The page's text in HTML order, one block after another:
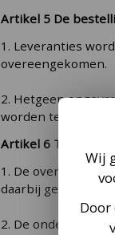
Artikel 5 De
1. Leveranties
overeengekomen.
2. Hetgeen
worden
Artikel 6
1. De
daarbij gestelde
2. De ondernemer
Wij
Door